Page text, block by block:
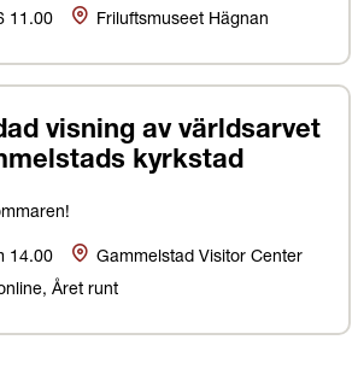
11.00 Plats
Friluftsmuseet Hägnan
visning av världsarvet
kyrkstad
14.00 Plats
Gammelstad Visitor Center
Året runt